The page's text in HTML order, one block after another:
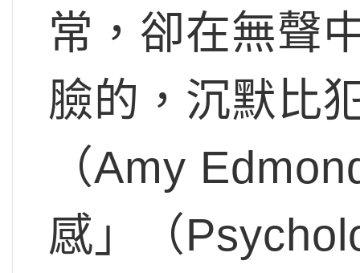
常，卻在無聲
臉的，沉默比
（Amy
感」（